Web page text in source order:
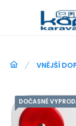
VNĚJŠÍ
DOČASNĚ